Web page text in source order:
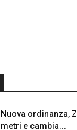
Nuova ordinanza,
metri e cambia...